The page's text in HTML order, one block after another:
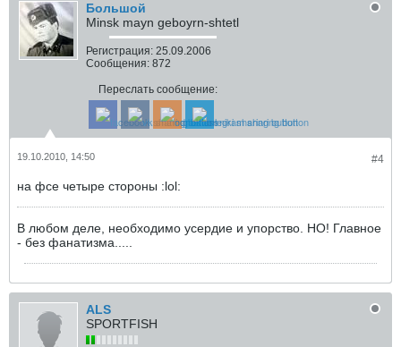
Большой
Minsk mayn geboyrn-shtetl
Регистрация: 25.09.2006
Сообщения: 872
Переслать сообщение:
#4
19.10.2010, 14:50
на фсе четыре стороны :lol:
В любом деле, необходимо усердие и упорство. НО! Главное
- без фанатизма.....
ALS
SPORTFISH